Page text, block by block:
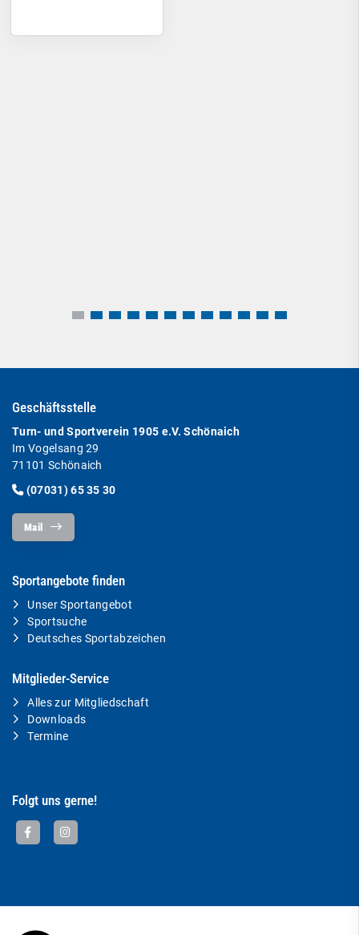
Geschäftsstelle
Turn- und Sportverein 1905 e.V. Schönaich
Im Vogelsang 29
71101 Schönaich
(07031) 65 35 30
Mail
Sportangebote finden
Unser Sportangebot
Sportsuche
Deutsches Sportabzeichen
Mitglieder-Service
Alles zur Mitgliedschaft
Downloads
Termine
Folgt uns gerne!